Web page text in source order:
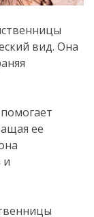
вид. Она
ее
и